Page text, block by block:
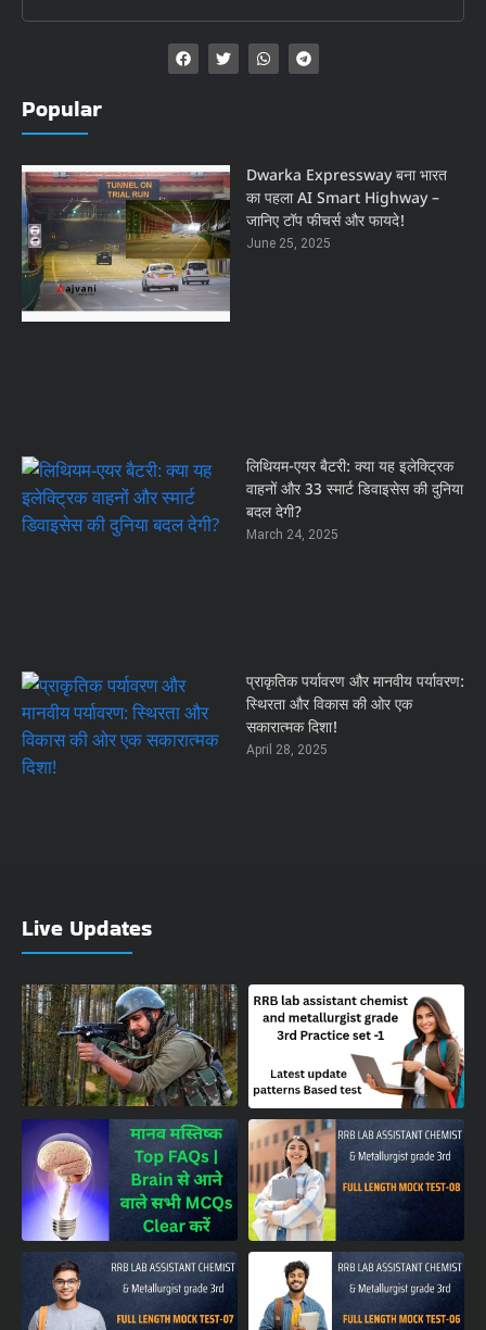
Popular
Dwarka Expressway बना भारत
का पहला AI Smart Highway –
जानिए टॉप फीचर्स और फायदे!
June 25, 2025
लिथियम-एयर बैटरी: क्या यह इलेक्ट्रिक
वाहनों और 33 स्मार्ट डिवाइसेस की दुनिया
बदल देगी?
March 24, 2025
प्राकृतिक पर्यावरण और मानवीय पर्यावरण:
स्थिरता और विकास की ओर एक
सकारात्मक दिशा!
April 28, 2025
Live Updates